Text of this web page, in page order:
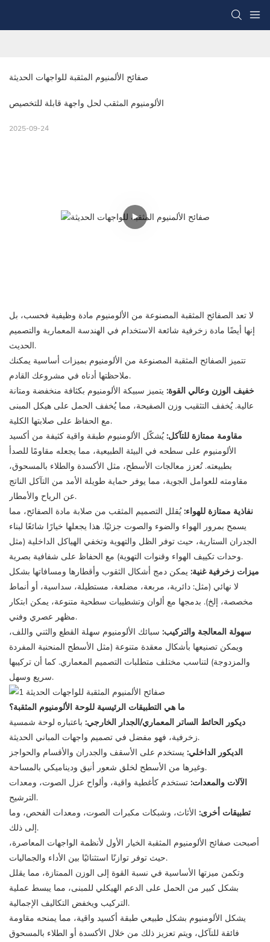
صفائح الألمنيوم المثقبة للواجهات الحديثة
الألومنيوم المثقب لحل واجهة قابلة للتخصيص
2025-09-24
لا تعد الصفائح المثقبة المصنوعة من الألومنيوم مادة وظيفية فحسب، بل
إنها أيضًا مادة زخرفية شائعة الاستخدام في الهندسة المعمارية والتصميم
الحديث.
تتميز الصفائح المثقبة المصنوعة من الألومنيوم بميزات أساسية يمكنك
ملاحظتها أدناه في مشروعك القادم.
خفيف الوزن وعالي القوة: يتميز سبيكة الألومنيوم بكثافة منخفضة ومتانة
عالية. يُخفف التثقيب وزن الصفيحة، مما يُخفف الحمل على هيكل المبنى
مع الحفاظ على صلابتها الكلية.
مقاومة ممتازة للتآكل:يُشكّل الألومنيوم طبقة واقية كثيفة من أكسيد
الألومنيوم على سطحه في البيئة الطبيعية، مما يجعله مقاومًا للصدأ
بطبيعته. تُعزز معالجات الأسطح، مثل الأكسدة والطلاء بالمسحوق،
مقاومته للعوامل الجوية، مما يوفر حماية طويلة الأمد من التآكل الناتج
عن الرياح والأمطار.
نفاذية ممتازة للهواء:يُقلل التصميم المثقب من صلابة مادة الصفائح، مما
يسمح بمرور الهواء والضوء والصوت جزئيًا. هذا يجعلها خيارًا شائعًا لبناء
الجدران الستارية، حيث توفر الظل والتهوية وتخفي الهياكل الداخلية (مثل
وحدات تكييف الهواء وقنوات التهوية) مع الحفاظ على شفافية بصرية.
ميزات زخرفية غنية: يمكن دمج أشكال الثقوب وأقطارها ومسافاتها بشكل
لا نهائي (مثل: دائرية، مربعة، مضلعة، مستطيلة، سداسية، أو أنماط
مخصصة، إلخ). بدمجها مع ألوان وتشطيبات سطحية متنوعة، يمكن ابتكار
مظهر عصري وفني.
سهولة المعالجة والتركيب: سبائك الألومنيوم سهلة القطع والثني واللف،
ويمكن تصنيعها بأشكال معقدة متنوعة (مثل الأسطح المنحنية المفردة
والمزدوجة) لتناسب مختلف متطلبات التصميم المعماري. كما أن تركيبها
سريع وسهل.
ما هي التطبيقات الرئيسية للوحة الألومنيوم المثقبة؟
ديكور الحائط الساتر المعماري/الجدار الخارجي: باعتباره لوحة شمسية
زخرفية، فهو مفضل في تصميم واجهات المباني الحديثة.
الديكور الداخلي: يستخدم على الأسقف والجدران والأقسام والحواجز
وغيرها من الأسطح لخلق شعور أنيق وديناميكي بالمساحة.
الآلات والمعدات: تستخدم كأغطية واقية، وألواح عزل الصوت، ومعدات
الترشيح.
تطبيقات أخرى: الأثاث، وشبكات مكبرات الصوت، ومعدات الفحص، وما
إلى ذلك.
أصبحت صفائح الألومنيوم المثقبة الخيار الأول لأنظمة الواجهات المعاصرة،
حيث توفر توازنًا استثنائيًا بين الأداء والجماليات.
وتكمن ميزتها الأساسية في نسبة القوة إلى الوزن الممتازة، مما يقلل
بشكل كبير من الحمل على الدعم الهيكلي للمبنى، مما يبسط عملية
التركيب ويخفض التكاليف الإجمالية.
يشكل الألومنيوم بشكل طبيعي طبقة أكسيد واقية، مما يمنحه مقاومة
فائقة للتآكل، ويتم تعزيز ذلك من خلال الأكسدة أو الطلاء بالمسحوق